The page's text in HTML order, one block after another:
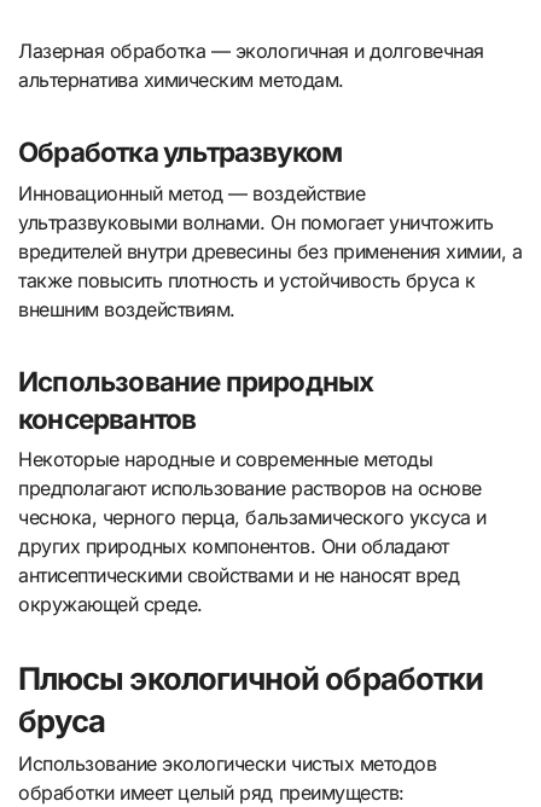
Лазерная обработка — экологичная и долговечная
альтернатива химическим методам.
Обработка ультразвуком
Инновационный метод — воздействие
ультразвуковыми волнами. Он помогает уничтожить
вредителей внутри древесины без применения химии, а
также повысить плотность и устойчивость бруса к
внешним воздействиям.
Использование природных
консервантов
Некоторые народные и современные методы
предполагают использование растворов на основе
чеснока, черного перца, бальзамического уксуса и
других природных компонентов. Они обладают
антисептическими свойствами и не наносят вред
окружающей среде.
Плюсы экологичной обработки
бруса
Использование экологически чистых методов
обработки имеет целый ряд преимуществ: